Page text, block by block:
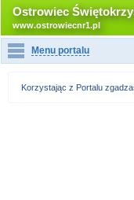
Ostrowiec
www.ostrowiecnr1.pl
Menu portalu
Korzystając z Portalu